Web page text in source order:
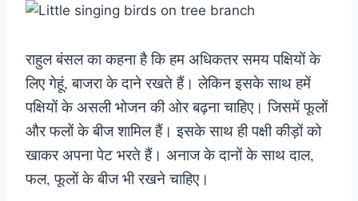
राहुल बंसल का कहना है कि हम अधिकतर समय पक्षियों के
लिए गेहूं, बाजरा के दाने रखते हैं। लेकिन इसके साथ हमें
पक्षियों के असली भोजन की ओर बढ़ना चाहिए। जिसमें फूलों
और फलों के बीज शामिल हैं। इसके साथ ही पक्षी कीड़ों को
खाकर अपना पेट भरते हैं। अनाज के दानों के साथ दाल,
फल, फूलों के बीज भी रखने चाहिए।